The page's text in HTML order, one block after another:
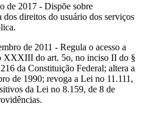
de 2017 - Dispõe sobre
dos direitos do usuário dos serviços
de 2011 - Regula o acesso a
XXXIII do art. 5o, no inciso II do §
da Constituição Federal; altera a
de 1990; revoga a Lei no 11.111,
da Lei no 8.159, de 8 de